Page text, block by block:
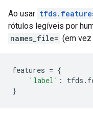
Ao usar
rótulos legíveis por
names_file= (em
features = {
'label' : tfds .
}